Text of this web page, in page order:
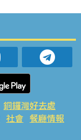
銅鑼灣好去處
社會 餐廳情報